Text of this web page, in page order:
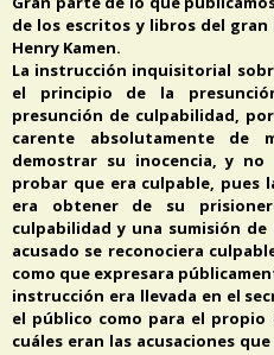
de los escritos y libros del
Henry Kamen.
La instrucción inquisitorial
el principio de la
presunción de culpabilidad,
carente absolutamente de
demostrar su inocencia, y
probar que era culpable, pues
era obtener de su
culpabilidad y una sumisión
acusado se reconociera
como que expresara
instrucción era llevada en el
el público como para el
cuáles eran las acusaciones